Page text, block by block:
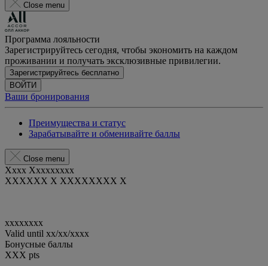
Close menu
Программа лояльности
Зарегистрируйтесь сегодня, чтобы экономить на каждом
проживании и получать эксклюзивные привилегии.
Зарегистрируйтесь бесплатно
ВОЙТИ
Ваши бронирования
Преимущества и статус
Зарабатывайте и обменивайте баллы
Close menu
Xxxx Xxxxxxxxx
XXXXXX X XXXXXXXX X
xxxxxxxx
Valid until xx/xx/xxxx
Бонусные баллы
XXX pts